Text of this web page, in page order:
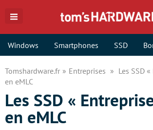
Windows Smartphones SSD
Tomshardware.fr Entreprises
Les SSD
en eMLC
Les SSD «
en eMLC